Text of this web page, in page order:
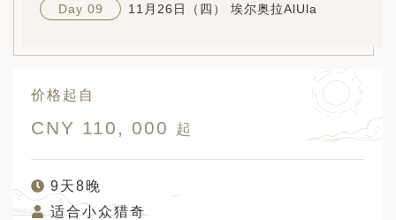
Day 09 11月26日（四） 埃尔奥拉AlUla
价格起自
CNY 110, 000 起
9天8晚
适合小众猎奇